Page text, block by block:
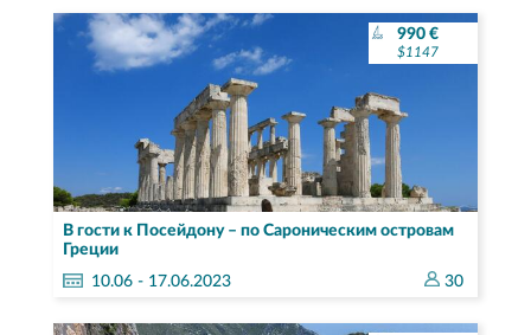
990 €
$1147
В гости к Посейдону – по Сароническим островам
Греции
10.06- 17.06.2023 30